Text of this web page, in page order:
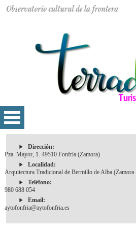
Dirección:
Pza. Mayor, 1. 49510 Fonfría (Zamora)
Localidad:
Arquitectura Tradicional de Bermillo de Alba (Zamora
Teléfono:
980 688 054
Email:
aytofonfria@aytofonfria.es